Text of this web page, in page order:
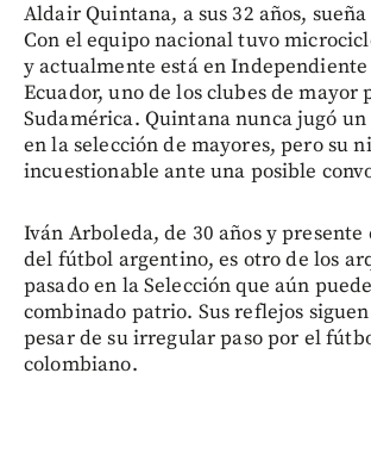
Aldair Quintana, a sus 32 años,
Con el equipo nacional tuvo
y actualmente está en Independiente
Ecuador, uno de los clubes de mayor
Sudamérica. Quintana nunca jugó
en la selección de mayores, pero su
incuestionable ante una posible
Iván Arboleda, de 30 años y presente
del fútbol argentino, es otro de los
pasado en la Selección que aún
combinado patrio. Sus reflejos
pesar de su irregular paso por el
colombiano.